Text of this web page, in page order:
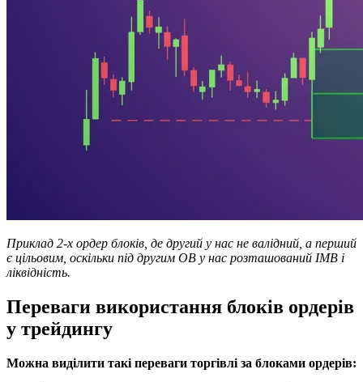
Приклад 2-х ордер блоків, де другий у нас не валідний, а перший
є цільовим, оскільки під другим OB у нас розташований IMB і
ліквідність.
Переваги використання блоків ордерів
у трейдингу
Можна виділити такі переваги торгівлі за блоками ордерів: